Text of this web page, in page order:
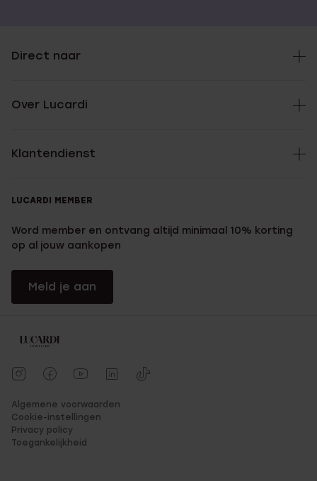
Direct naar
Over Lucardi
Klantendienst
LUCARDI MEMBER
Word member en ontvang altijd minimaal 10% korting
op al jouw aankopen
Meld je aan
Algemene voorwaarden
Cookie-instellingen
Privacy policy
Toegankelijkheid